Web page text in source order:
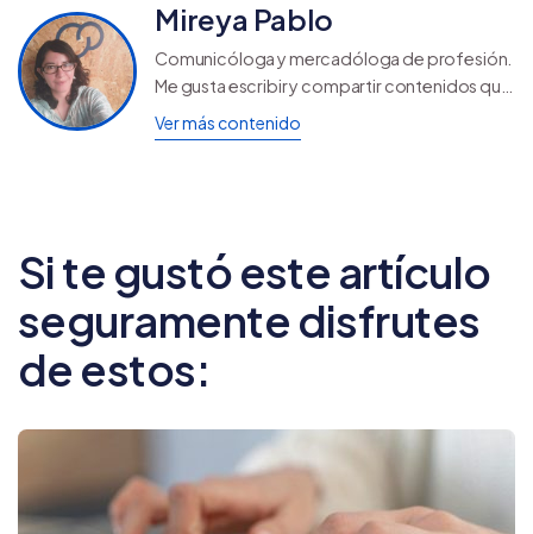
Mireya Pablo
Comunicóloga y mercadóloga de profesión.
Me gusta escribir y compartir contenidos que
ayuden a otros a seguir creciendo y
aprendiendo.
Ver más contenido
Si te gustó este artículo
seguramente disfrutes
de estos: